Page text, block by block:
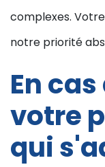
complexes.
notre priorité
En
votre
qui